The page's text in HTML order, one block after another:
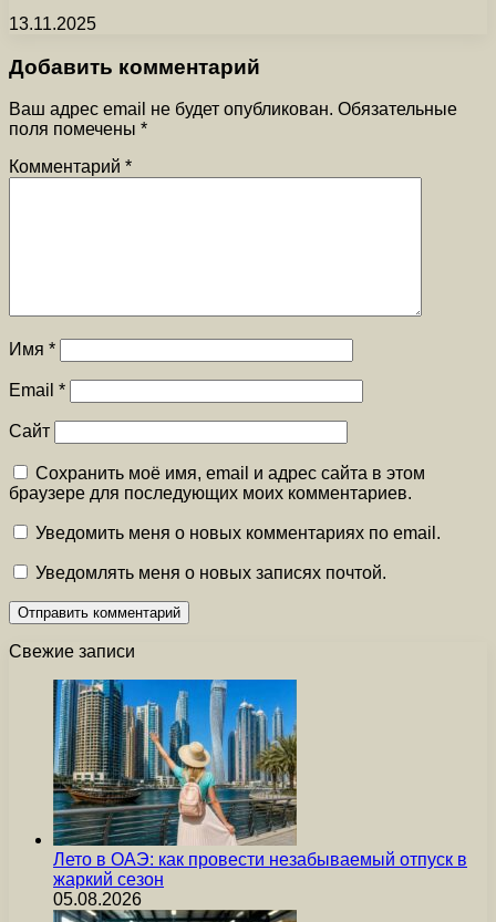
13.11.2025
Добавить комментарий
Ваш адрес email не будет опубликован. Обязательные
поля помечены *
Комментарий *
Имя *
Email *
Сайт
Сохранить моё имя, email и адрес сайта в этом
браузере для последующих моих комментариев.
Уведомить меня о новых комментариях по email.
Уведомлять меня о новых записях почтой.
Свежие записи
Лето в ОАЭ: как провести незабываемый отпуск в
жаркий сезон
05.08.2026